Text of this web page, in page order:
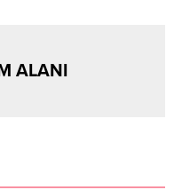
ALANI